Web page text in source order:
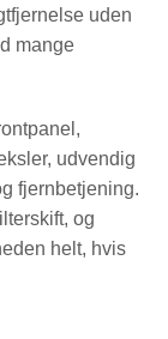
uden
mange
udvendig
fjernbetjening.
og
helt, hvis